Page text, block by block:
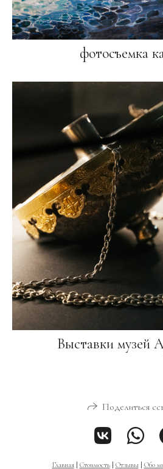
фотосъемка
Выставки музей
Поделиться
Главная Стоимость| Отзывы Обо